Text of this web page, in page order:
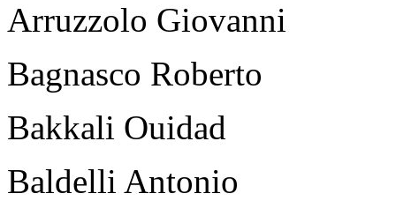
Arruzzolo Giovanni
Bagnasco Roberto
Bakkali Ouidad
Baldelli Antonio